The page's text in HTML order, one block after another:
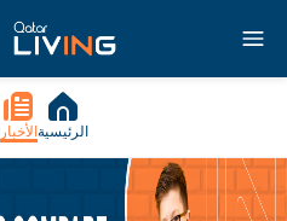
الرئيسية الأخبار